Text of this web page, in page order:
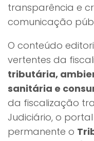
transparência e
comunicação
O conteúdo
vertentes da
tributária,
sanitária e
da fiscalização
Judiciário, o
permanente o